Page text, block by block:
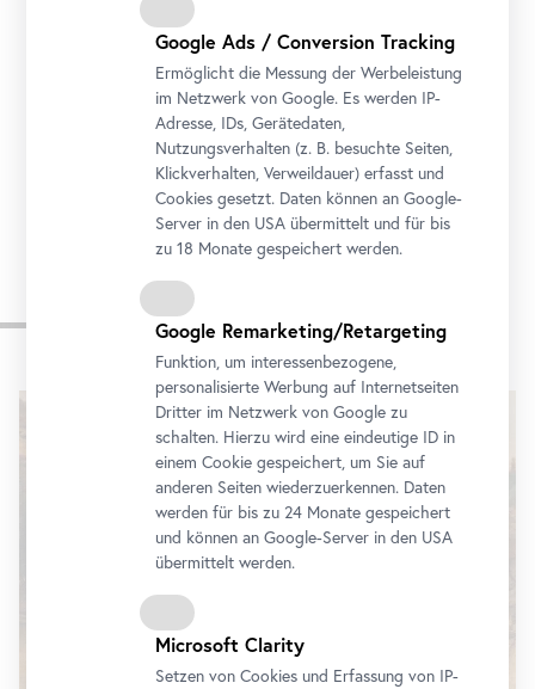
In Kooperation mit
Impressionen
Google Ads / Conversion Tracking
Ermöglicht die Messung der Werbeleistung
im Netzwerk von Google. Es werden IP-
Adresse, IDs, Gerätedaten,
Nutzungsverhalten (z. B. besuchte Seiten,
Klickverhalten, Verweildauer) erfasst und
Cookies gesetzt. Daten können an Google-
Server in den USA übermittelt und für bis
zu 18 Monate gespeichert werden.
Google Remarketing/Retargeting
Funktion, um interessenbezogene,
personalisierte Werbung auf Internetseiten
Dritter im Netzwerk von Google zu
schalten. Hierzu wird eine eindeutige ID in
einem Cookie gespeichert, um Sie auf
anderen Seiten wiederzuerkennen. Daten
werden für bis zu 24 Monate gespeichert
und können an Google-Server in den USA
übermittelt werden.
Microsoft Clarity
Setzen von Cookies und Erfassung von IP-